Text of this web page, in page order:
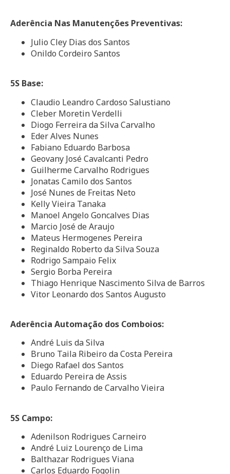
Aderência Nas Manutenções Preventivas:
Julio Cley Dias dos Santos
Onildo Cordeiro Santos
5S Base:
Claudio Leandro Cardoso Salustiano
Cleber Moretin Verdelli
Diogo Ferreira da Silva Carvalho
Eder Alves Nunes
Fabiano Eduardo Barbosa
Geovany José Cavalcanti Pedro
Guilherme Carvalho Rodrigues
Jonatas Camilo dos Santos
José Nunes de Freitas Neto
Kelly Vieira Tanaka
Manoel Angelo Goncalves Dias
Marcio José de Araujo
Mateus Hermogenes Pereira
Reginaldo Roberto da Silva Souza
Rodrigo Sampaio Felix
Sergio Borba Pereira
Thiago Henrique Nascimento Silva de Barros
Vitor Leonardo dos Santos Augusto
Aderência Automação dos Comboios:
André Luis da Silva
Bruno Taila Ribeiro da Costa Pereira
Diego Rafael dos Santos
Eduardo Pereira de Assis
Paulo Fernando de Carvalho Vieira
5S Campo:
Adenilson Rodrigues Carneiro
André Luiz Lourenço de Lima
Balthazar Rodrigues Viana
Carlos Eduardo Fogolin